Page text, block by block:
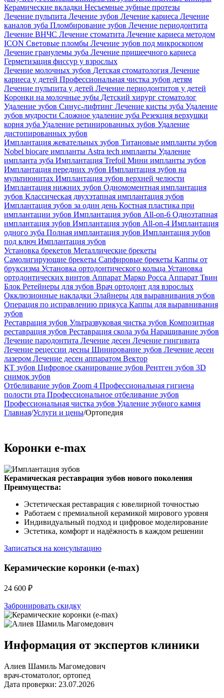
Керамические вкладки Несъемные зубные протезы
Лечение пульпита Лечение зубов Лечение кариеса Лечение
каналов зуба Пломбирование зубов Лечение периодонтита
Лечение ВНЧС Лечение стоматита Лечение кариеса методом
ICON Световые пломбы Лечение зубов под микроскопом
Лечение гранулемы зуба Лечение пришеечного кариеса
Герметизация фиссур у взрослых
Лечение молочных зубов Детская стоматология Лечение
кариеса у детей Профессиональная чистка зубов детям
Лечение пульпита у детей Лечение периодонтитов у детей
Коронки на молочные зубы Детский хирург стоматолог
Удаление зубов Синус-лифтинг Лечение кисты зуба Удаление
зубов мудрости Сложное удаление зуба Резекция верхушки
корня зуба Удаление ретинированных зубов Удаление
дистопированных зубов
Имплантация жевательных зубов Титановые импланты зубов
Nobel biocare импланты Astra tech импланты Удаление
импланта зуба Имплантация Trefoil Мини импланты зубов
Имплантация передних зубов Имплантация зубов на
мультиюнитах Имплантация зубов верхней челюсти
Имплантация нижних зубов Одномоментная имплантация
зубов Классическая двухэтапная имплантация зубов
Имплантация зубов за один день Костная пластика при
имплантации зубов Имплантация зубов All-on-6 Одноэтапная
имплантация зубов Имплантация зубов All-on-4 Имплантация
одного зуба Полная имплантация зубов Имплантация зубов
под ключ Имплантация зубов
Установка брекетов Металлические брекеты
Самолигирующие брекеты Сапфировые брекеты Каппы от
бруксизма Установка ортодонтического кольца Установка
ортодонтических винтов Аппарат Марко Росса Аппарат Твин
Блок Ретейнеры для зубов Врач ортодонт для взрослых
Окклюзионные накладки Элайнеры для выравнивания зубов
Операция по исправлению прикуса Каппы для выравнивания
зубов
Реставрация зубов Ультразвуковая чистка зубов Композитная
реставрация зубов Реставрация скола зуба Наращивание зубов
Лечение пародонтита Лечение десен Лечение гингивита
Лечение рецессии десны Шинирование зубов Лечение десен
лазером Лечение десен аппаратом Вектор
КТ зубов Цифровое сканирование зубов Рентген зубов 3D
снимок зубов
Отбеливание зубов Zoom 4 Профессиональная гигиена
полости рта Профессиональное отбеливание зубов
Профессиональная чистка зубов Удаление зубного камня
Главная/Услуги и цены/Ортопедия
Коронки e-max
Керамическая реставрация зубов нового поколения
Преимущества:
Эстетическая реставрация с ювелирной точностью
Работаем с премиальной керамикой мирового уровня
Индивидуальный подход и цифровое моделирование
Эстетика, комфорт и надёжность в каждом решении
Записаться на консультацию
Керамические коронки (e-max)
24 600 ₽
Забронировать скидку
Информация от экспертов клиники
Алиев Шамиль Магомедович
врач-стоматолог, ортопед
Дата проверки: 23.07.2026